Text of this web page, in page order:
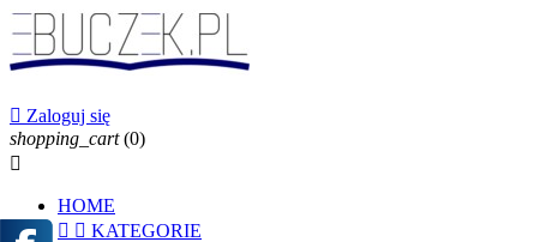
 Zaloguj się
shopping_cart (0)

HOME
  KATEGORIE